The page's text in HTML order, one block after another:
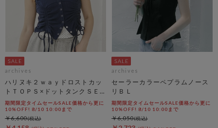
archives
ハリヌキ２ｗａｙドロストカッ
トＴＯＰＳ×ドットタンクＳＥ
Ｔ
期間限定タイムセールSALE価格から更に
10%OFF! 8/10 10:00まで
￥6,600
archives
セーラーカラーペプラムノース
リＢＬ
期間限定タイムセールSALE価格から更に
10%OFF! 8/10 10:00まで
￥6,050